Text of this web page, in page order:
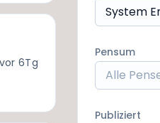
vor 6Tg
System
Pensum
Alle
Publiziert